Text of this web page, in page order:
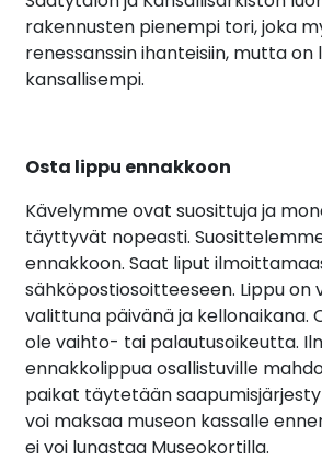
rakennusten pienempi tori, joka
renessanssin ihanteisiin, mutta
kansallisempi.
Osta lippu ennakkoon
Kävelymme ovat suosittuja ja
täyttyvät nopeasti.
ennakkoon. Saat liput
sähköpostiosoitteeseen. Lippu on
valittuna päivänä ja kellonaikana.
ole vaihto- tai palautusoikeutta.
ennakkolippua osallistuville
paikat täytetään
voi maksaa museon kassalle
ei voi lunastaa Museokortilla.